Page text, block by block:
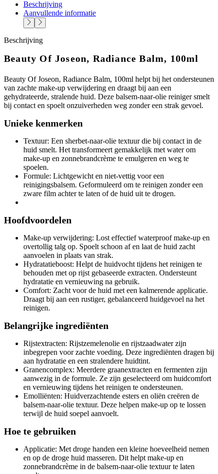
Beschrijving
Aanvullende informatie
Beschrijving
Beauty Of Joseon, Radiance Balm, 100ml
Beauty Of Joseon, Radiance Balm, 100ml helpt bij het ondersteunen
van zachte make-up verwijdering en draagt bij aan een
gehydrateerde, stralende huid. Deze balsem-naar-olie reiniger smelt
bij contact en spoelt onzuiverheden weg zonder een strak gevoel.
Unieke kenmerken
Textuur: Een sherbet-naar-olie textuur die bij contact in de
huid smelt. Het transformeert gemakkelijk met water om
make-up en zonnebrandcrème te emulgeren en weg te
spoelen.
Formule: Lichtgewicht en niet-vettig voor een
reinigingsbalsem. Geformuleerd om te reinigen zonder een
zware film achter te laten of de huid uit te drogen.
Hoofdvoordelen
Make-up verwijdering: Lost effectief waterproof make-up en
overtollig talg op. Spoelt schoon af en laat de huid zacht
aanvoelen in plaats van strak.
Hydratatieboost: Helpt de huidvocht tijdens het reinigen te
behouden met op rijst gebaseerde extracten. Ondersteunt
hydratatie en vernieuwing na gebruik.
Comfort: Zacht voor de huid met een kalmerende applicatie.
Draagt bij aan een rustiger, gebalanceerd huidgevoel na het
reinigen.
Belangrijke ingrediënten
Rijstextracten: Rijstzemelenolie en rijstzaadwater zijn
inbegrepen voor zachte voeding. Deze ingrediënten dragen bij
aan hydratatie en een stralendere huidtint.
Granencomplex: Meerdere graanextracten en fermenten zijn
aanwezig in de formule. Ze zijn geselecteerd om huidcomfort
en vernieuwing tijdens het reinigen te ondersteunen.
Emolliënten: Huidverzachtende esters en oliën creëren de
balsem-naar-olie textuur. Deze helpen make-up op te lossen
terwijl de huid soepel aanvoelt.
Hoe te gebruiken
Applicatie: Met droge handen een kleine hoeveelheid nemen
en op de droge huid masseren. Dit helpt make-up en
zonnebrandcrème in de balsem-naar-olie textuur te laten